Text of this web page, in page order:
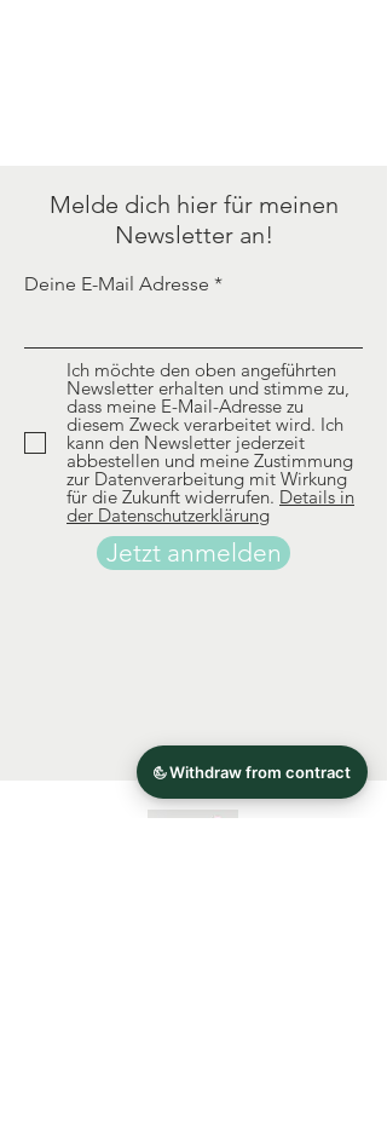
Melde dich hier für meinen
Newsletter an!
Deine E-Mail Adresse
Ich möchte den oben angeführten
Newsletter erhalten und stimme zu,
dass meine E-Mail-Adresse zu
diesem Zweck verarbeitet wird. Ich
kann den Newsletter jederzeit
abbestellen und meine Zustimmung
zur Datenverarbeitung mit Wirkung
für die Zukunft widerrufen. Details in
der Datenschutzerklärung
Jetzt anmelden